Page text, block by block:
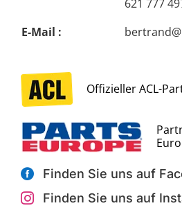
621 777
E-Mail :
 Finden Sie uns auf
 Finden Sie uns auf